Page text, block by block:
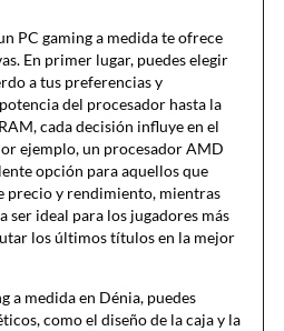
PC gaming a medida te ofrece
En primer lugar, puedes elegir
a tus preferencias y
del procesador hasta la
cada decisión influye en el
ejemplo, un procesador AMD
opción para aquellos que
precio y rendimiento, mientras
ser ideal para los jugadores más
los últimos títulos en la mejor
a medida en Dénia, puedes
como el diseño de la caja y la